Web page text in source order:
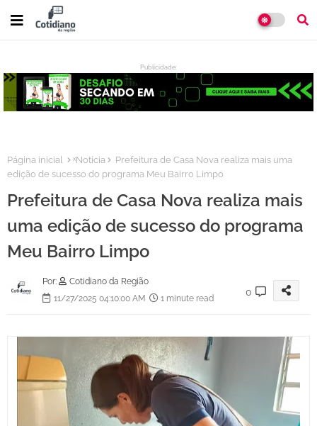
Publicidade:
:
Página inicial ˣNotícia
Prefeitura de Casa Nova realiza mais uma
edição de sucesso do programa Meu Bairro Limpo
Prefeitura de Casa Nova realiza mais
uma edição de sucesso do programa
Meu Bairro Limpo
Por:
Cotidiano da Região
11/27/2025 04:10:00 AM
1 minute read
0